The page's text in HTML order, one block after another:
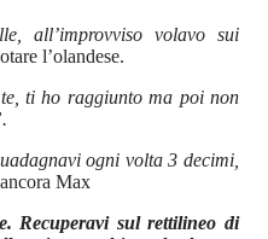
all’improvviso volavo sui
l’olandese.
ti ho raggiunto ma poi non
ogni volta 3 decimi,
Max
Recuperavi sul rettilineo di